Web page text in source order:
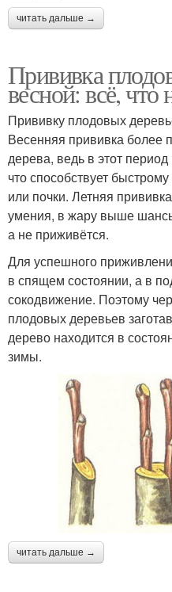
читать дальше →
Прививка
весной: всё, что
Прививку плодовых
Весенняя прививка более
дерева, ведь в этот
что способствует
или почки. Летняя
умения, в жару выше
а не приживётся.
Для успешного
в спящем состоянии, а в
сокодвижение. Поэтому
плодовых деревьев
дерево находится в
зимы.
читать дальше →